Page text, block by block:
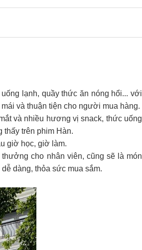
lạnh, quầy thức ăn nóng hổi... với
và thuận tiện cho người mua hàng.
và nhiều hương vị snack, thức uống
trên phim Hàn.
giờ học, giờ làm.
cho nhân viên, cũng sẽ là món
dàng, thỏa sức mua sắm.